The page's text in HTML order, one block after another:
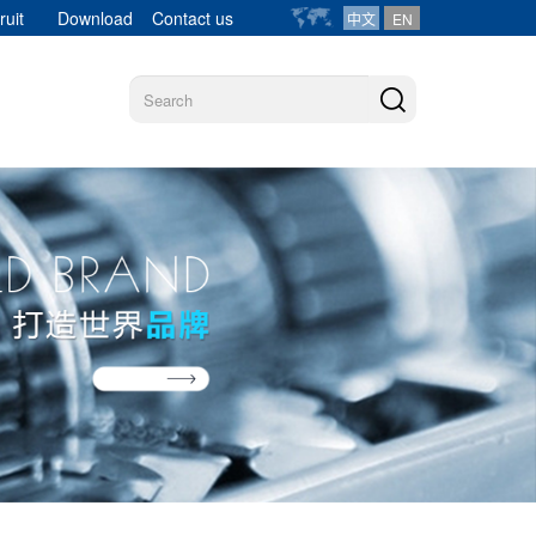
中文 EN
Download Contact us